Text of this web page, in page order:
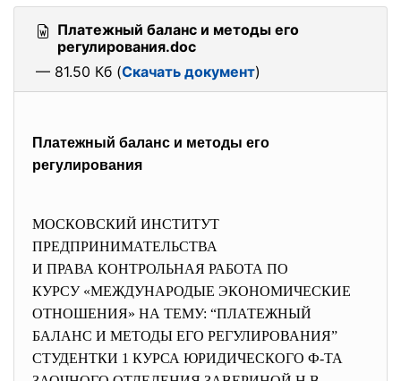
Платежный баланс и методы его
регулирования.doc
— 81.50 Кб (Скачать документ)
Платежный баланс и методы его
регулирования
МОСКОВСКИЙ ИНСТИТУТ
ПРЕДПРИНИМАТЕЛЬСТВА
И ПРАВА КОНТРОЛЬНАЯ РАБОТА ПО
КУРСУ «МЕЖДУНАРОДЫЕ ЭКОНОМИЧЕСКИЕ
ОТНОШЕНИЯ» НА ТЕМУ: “ПЛАТЕЖНЫЙ
БАЛАНС И МЕТОДЫ ЕГО РЕГУЛИРОВАНИЯ”
СТУДЕНТКИ 1 КУРСА ЮРИДИЧЕСКОГО Ф-ТА